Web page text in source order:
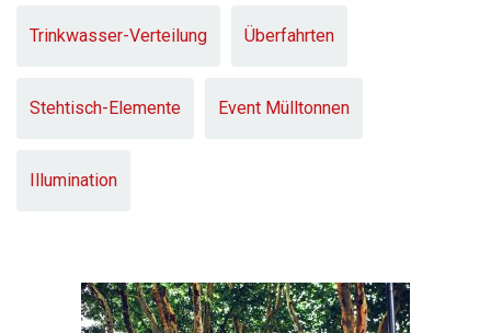
Trinkwasser-Verteilung Überfahrten
Stehtisch-Elemente Event Mülltonnen
Illumination